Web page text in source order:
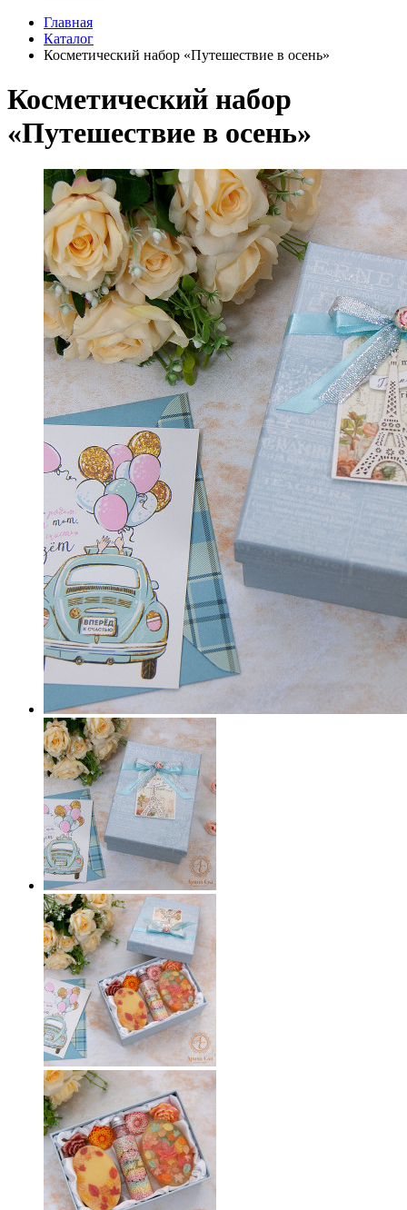
Главная
Каталог
Косметический набор «Путешествие в осень»
Косметический набор
«Путешествие в осень»